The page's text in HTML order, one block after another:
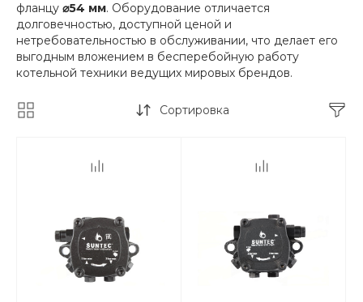
фланцу ⌀54 мм. Оборудование отличается
долговечностью, доступной ценой и
нетребовательностью в обслуживании, что делает его
выгодным вложением в бесперебойную работу
котельной техники ведущих мировых брендов.
Сортировка